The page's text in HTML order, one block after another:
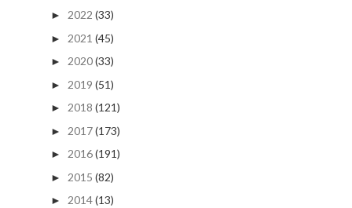
► 2022 (33)
► 2021 (45)
► 2020(33)
► 2019 (51)
► 2018 (121)
► 2017(173)
► 2016(191)
► 2015 (82)
► 2014(13)